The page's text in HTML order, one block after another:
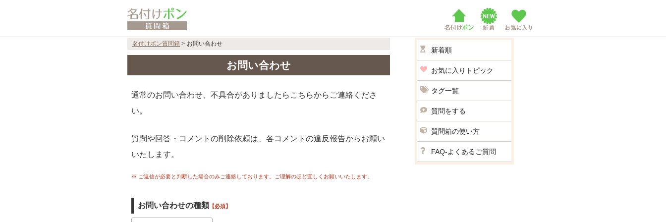
名付けポン質問箱 > お問い合わせ
お問い合わせ
通常のお問い合わせ、不具合がありましたらこちらからご連絡くださ
い。
質問や回答・コメントの削除依頼は、各コメントの違反報告からお願い
いたします。
※ ご返信が必要と判断した場合のみご連絡しております。ご理解のほど宜しくお願いいたします。
お問い合わせの種類 【必須】
新着順
お気に入りトピック
タグ一覧
質問をする
質問箱の使い方
FAQ-よくあるご質問